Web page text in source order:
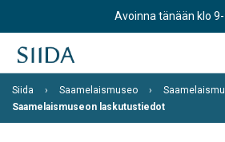
Avoinna tänään klo
Siida Saamelaismuseo
Saamelaismuseon laskutustiedot